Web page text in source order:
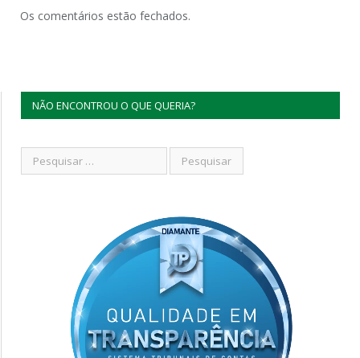
Os comentários estão fechados.
NÃO ENCONTROU O QUE QUERIA?